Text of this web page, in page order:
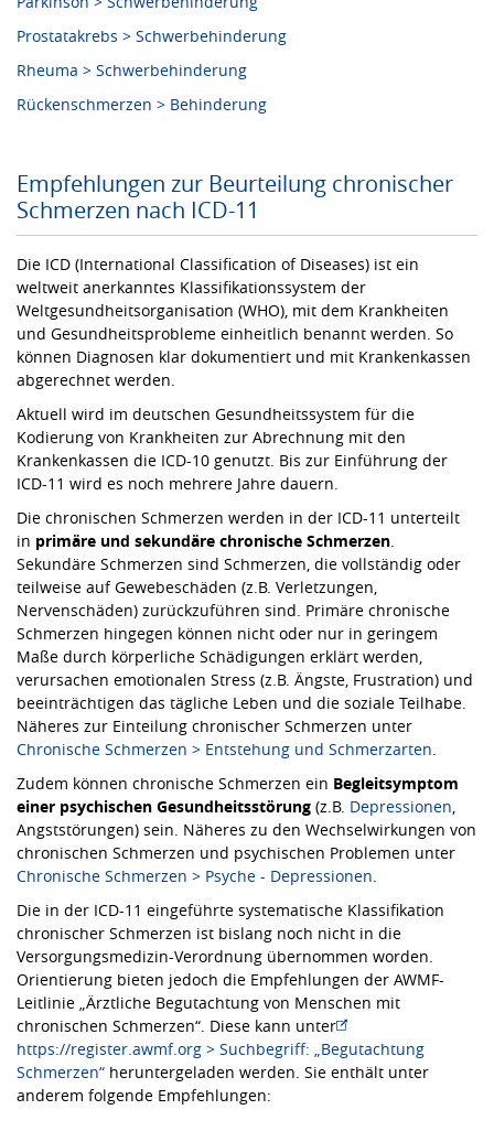
Prostatakrebs > Schwerbehinderung
Rheuma > Schwerbehinderung
Rückenschmerzen > Behinderung
Empfehlungen zur Beurteilung chronischer
Schmerzen nach ICD-11
Die ICD (International Classification of Diseases) ist ein
weltweit anerkanntes Klassifikationssystem der
Weltgesundheitsorganisation (WHO), mit dem Krankheiten
und Gesundheitsprobleme einheitlich benannt werden. So
können Diagnosen klar dokumentiert und mit Krankenkassen
abgerechnet werden.
Aktuell wird im deutschen Gesundheitssystem für die
Kodierung von Krankheiten zur Abrechnung mit den
Krankenkassen die ICD-10 genutzt. Bis zur Einführung der
ICD-11 wird es noch mehrere Jahre dauern.
Die chronischen Schmerzen werden in der ICD-11 unterteilt
in primäre und sekundäre chronische Schmerzen
Sekundäre Schmerzen sind Schmerzen, die vollständig oder
teilweise auf Gewebeschäden (z.B. Verletzungen,
Nervenschäden) zurückzuführen sind. Primäre chronische
Schmerzen hingegen können nicht oder nur in geringem
Maße durch körperliche Schädigungen erklärt werden,
verursachen emotionalen Stress (z.B. Ängste, Frustration) und
beeinträchtigen das tägliche Leben und die soziale Teilhabe.
Näheres zur Einteilung chronischer Schmerzen unter
Chronische Schmerzen > Entstehung und Schmerzarten
Zudem können chronische Schmerzen ein Begleitsymptom
einer psychischen Gesundheitsstörung (z.B. Depressionen
Angststörungen) sein. Näheres zu den Wechselwirkungen von
chronischen Schmerzen und psychischen Problemen unter
Chronische Schmerzen > Psyche - Depressionen
Die in der ICD-11 eingeführte systematische Klassifikation
chronischer Schmerzen ist bislang noch nicht in die
Versorgungsmedizin-Verordnung übernommen worden.
Orientierung bieten jedoch die Empfehlungen der AWMF-
Leitlinie „Ärztliche Begutachtung von Menschen mit
chronischen Schmerzen“. Diese kann unter
https://register.awmf.org > Suchbegriff: „Begutachtung
Schmerzen“ heruntergeladen werden. Sie enthält unter
anderem folgende Empfehlungen: